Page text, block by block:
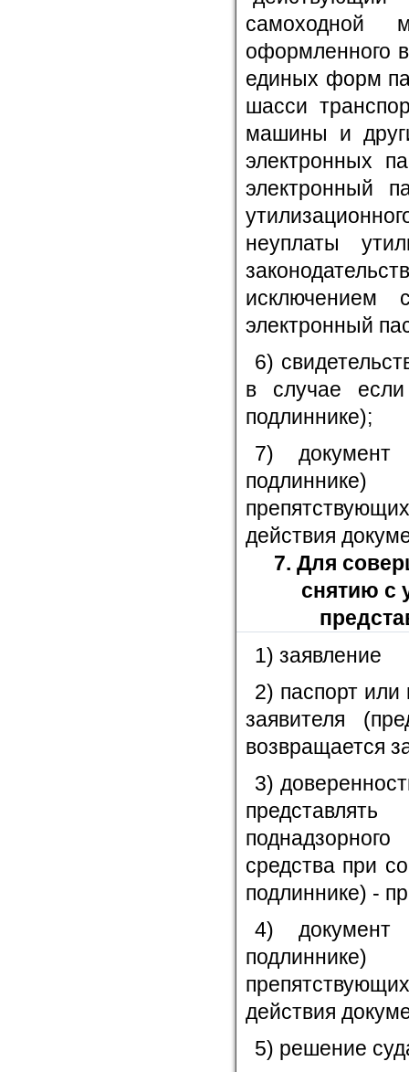
самоходной
оформленного
единых форм
шасси
машины и
электронных
электронный
неуплаты
исключением
электронный
6)
в случае
подлиннике);
7)
действия
7. Для
снятию с
1) заявление
2) паспорт
заявителя
возвращается
3)
средства при
подлиннике) -
4)
действия
5) решение